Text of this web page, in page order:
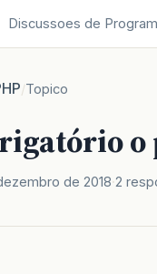
Discussoes de
/Topico
o
de 2018 2